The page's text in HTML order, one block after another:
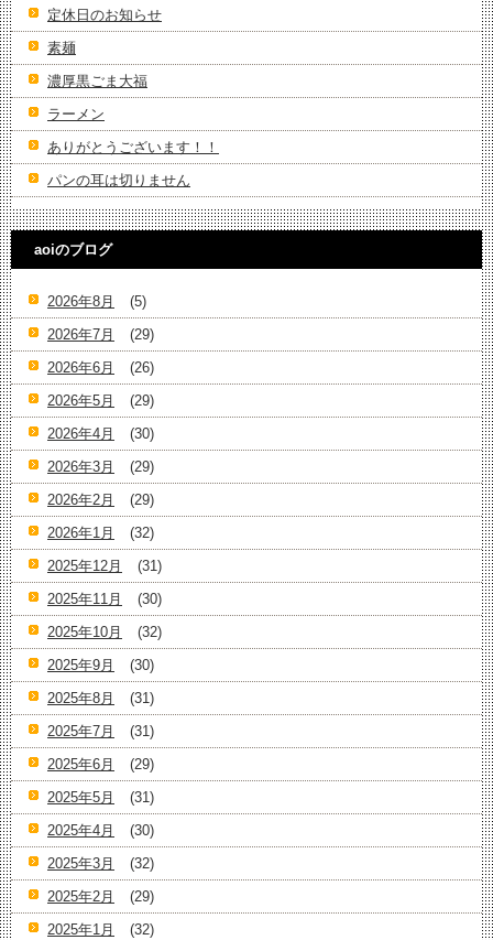
定休日のお知らせ
素麺
濃厚黒ごま大福
ラーメン
ありがとうございます！！
パンの耳は切りません
aoiのブログ
2026年8月
(5)
2026年7月
(29)
2026年6月
(26)
2026年5月
(29)
2026年4月
(30)
2026年3月
(29)
2026年2月
(29)
2026年1月
(32)
2025年12月
(31)
2025年11月
(30)
2025年10月
(32)
2025年9月
(30)
2025年8月
(31)
2025年7月
(31)
2025年6月
(29)
2025年5月
(31)
2025年4月
(30)
2025年3月
(32)
2025年2月
(29)
2025年1月
(32)